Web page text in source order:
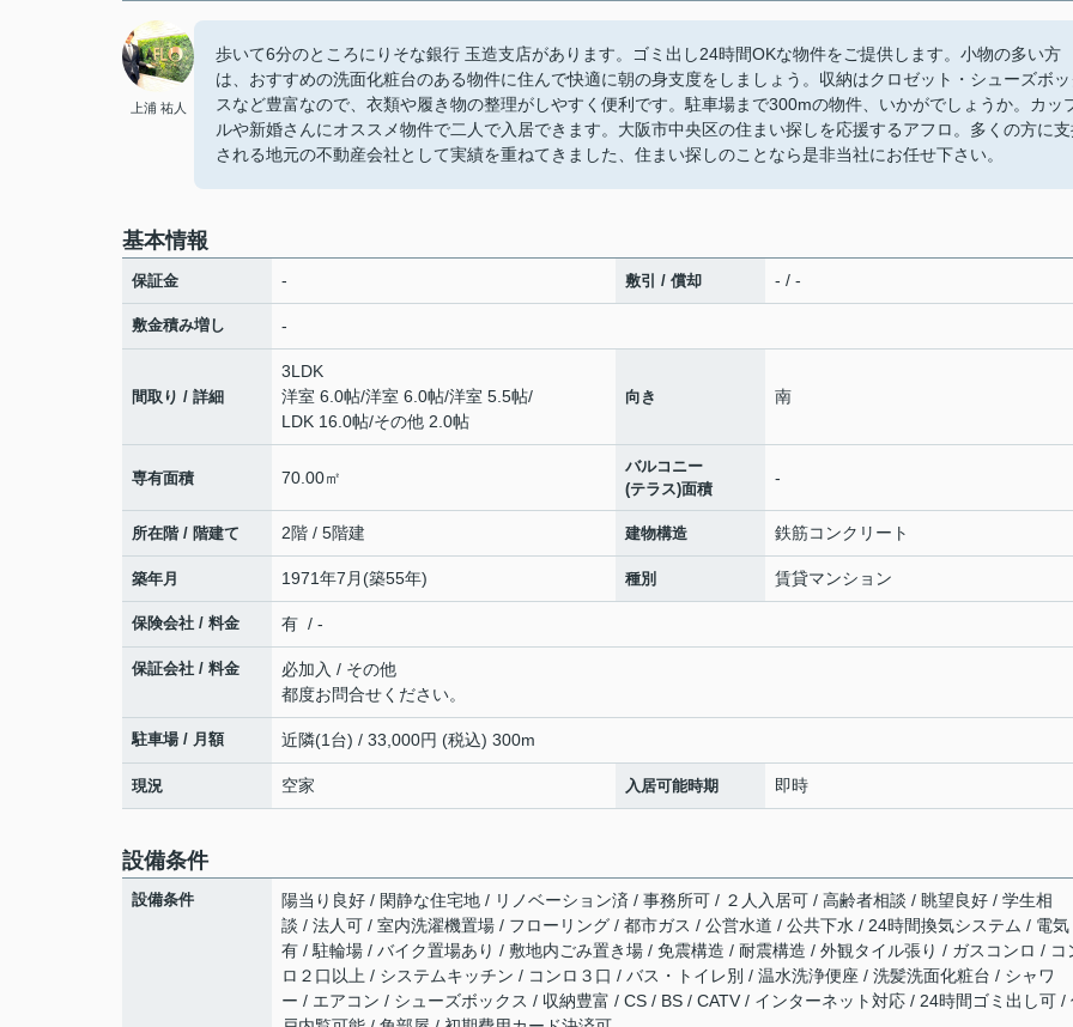
上浦 祐人
歩いて6分のところにりそな銀行 玉造支店があります。ゴミ出し24時間OKな物件をご提供します。小物の多い方
は、おすすめの洗面化粧台のある物件に住んで快適に朝の身支度をしましょう。収納はクロゼット・シューズボ
スなど豊富なので、衣類や履き物の整理がしやすく便利です。駐車場まで300mの物件、いかがでしょうか。カッ
ルや新婚さんにオススメ物件で二人で入居できます。大阪市中央区の住まい探しを応援するアフロ。多くの方に
される地元の不動産会社として実績を重ねてきました、住まい探しのことなら是非当社にお任せ下さい。
基本情報
保証金 - 敷引 / 償却 - / -
敷金積み増し -
間取り / 詳細
3LDK
洋室 6.0帖/洋室 6.0帖/洋室 5.5帖/
LDK 16.0帖/その他 2.0帖
向き 南
専有面積 70.00㎡
バルコニー
(テラス)面積
-
所在階 / 階建て 2階 / 5階建 建物構造 鉄筋コンクリート
築年月 1971年7月(築55年) 種別 賃貸マンション
保険会社 / 料金 有 / -
保証会社 / 料金
必加入 / その他
都度お問合せください。
駐車場 / 月額 近隣(1台) / 33,000円 (税込) 300m
現況 空家 入居可能時期 即時
設備条件
設備条件
陽当り良好 / 閑静な住宅地 / リノベーション済 / 事務所可 / ２人入居可 / 高齢者相談 / 眺望良好 / 学生相
談 / 法人可 / 室内洗濯機置場 / フローリング / 都市ガス / 公営水道 / 公共下水 / 24時間換気システム / 電気
有 / 駐輪場 / バイク置場あり / 敷地内ごみ置き場 / 免震構造 / 耐震構造 / 外観タイル張り / ガスコンロ / コ
ロ２口以上 / システムキッチン / コンロ３口 / バス・トイレ別 / 温水洗浄便座 / 洗髪洗面化粧台 / シャワ
ー / エアコン / シューズボックス / 収納豊富 / CS / BS / CATV / インターネット対応 / 24時間ゴミ出し可 /